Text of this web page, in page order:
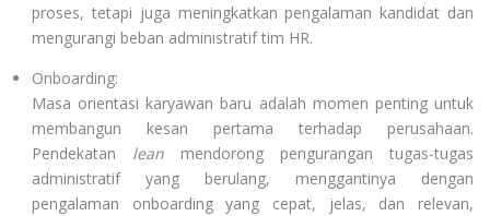
proses, tetapi juga meningkatkan pengalaman kandidat dan
mengurangi beban administratif tim HR.
Onboarding:
Masa orientasi karyawan baru adalah momen penting untuk
membangun kesan pertama terhadap perusahaan.
Pendekatan lean mendorong pengurangan tugas-tugas
administratif yang berulang, menggantinya dengan
pengalaman onboarding yang cepat, jelas, dan relevan,